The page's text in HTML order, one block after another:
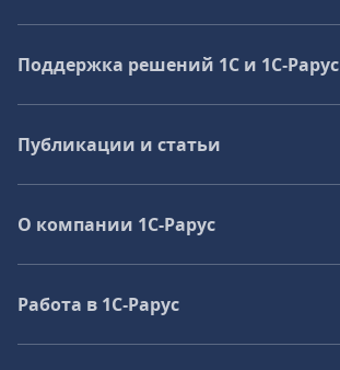
Поддержка решений 1С и 1С‑Рарус
Публикации и статьи
О компании 1C-Рарус
Работа в 1С‑Рарус